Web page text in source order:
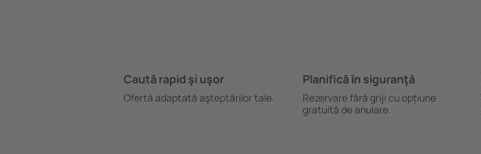
Caută rapid şi uşor
Ofertă adaptată aşteptărilor tale.
Planifică ȋn siguranţă
Rezervare fără griji cu opțiune
gratuită de anulare.